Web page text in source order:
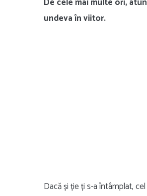
undeva în viitor.
Dacă și ție ți s-a întâmplat,